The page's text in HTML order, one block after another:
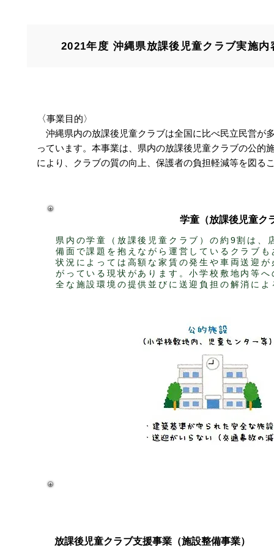
2021年度 沖縄県放課後児童クラブ実施内
〈事業目的〉
沖縄県内の放課後児童クラブは全国に比べ民立民営が
っています。本事業は、県内の放課後児童クラブの公的
により、クラブの質の向上、保護者の負担軽減等を図る
学童（放課後児童ク
県内の学童（放課後児童クラブ）の約9割は
備面で課題を抱えながら運営しているクラブ
状況によっては高額な家賃の発生や車両送迎
がっている現状があります。小学校敷地内等
全な施設環境の提供並びに送迎負担の解消に
放課後児童クラブ支援事業（施設整備事業）